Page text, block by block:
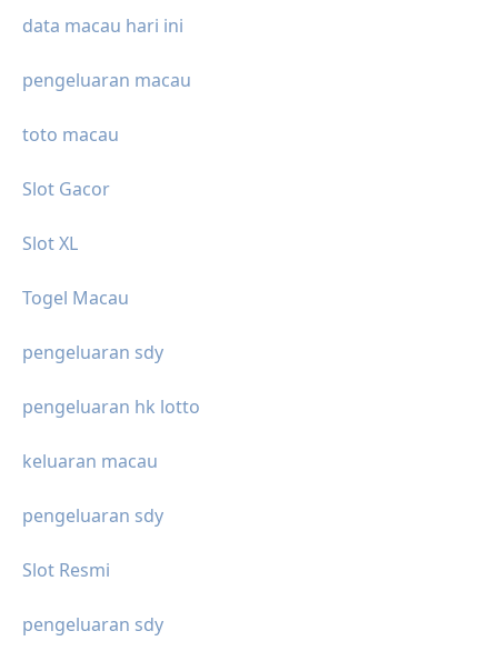
data macau hari ini
pengeluaran macau
toto macau
Slot Gacor
Slot XL
Togel Macau
pengeluaran sdy
pengeluaran hk lotto
keluaran macau
pengeluaran sdy
Slot Resmi
pengeluaran sdy